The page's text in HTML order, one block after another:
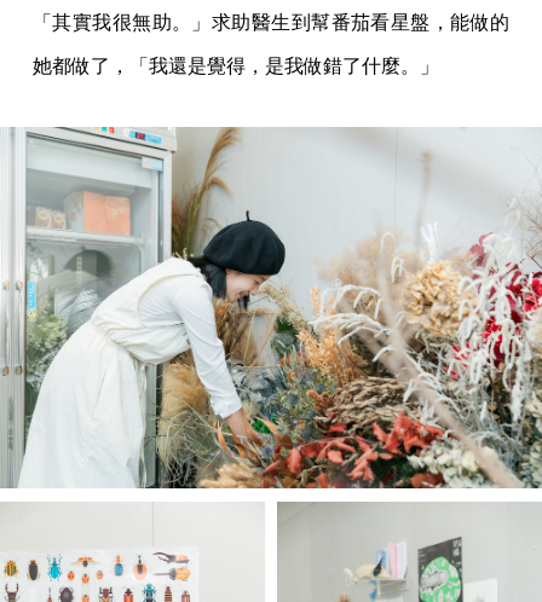
「其實我很無助。」求助醫生到幫番茄看星盤，能做的
她都做了，「我還是覺得，是我做錯了什麼。」